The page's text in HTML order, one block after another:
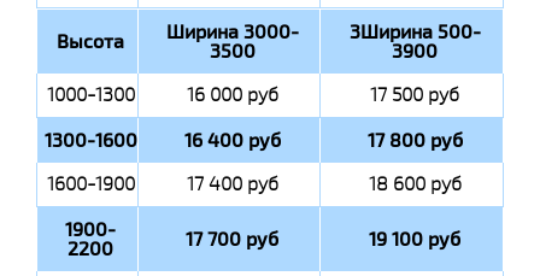
Высота Ширина 3000-
3500
3Ширина 500-
3900
1000-1300 16 000 руб 17 500 руб
1300-1600 16 400 руб 17 800 руб
1600-1900 17 400 руб 18 600 руб
1900-
2200 17 700 руб 19 100 руб